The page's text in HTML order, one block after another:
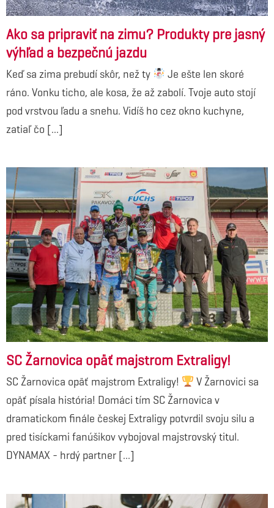
Ako sa pripraviť na zimu? Produkty pre jasný
výhľad a bezpečnú jazdu
Keď sa zima prebudí skôr, než ty
Je ešte len skoré
ráno. Vonku ticho, ale kosa, že až zabolí. Tvoje auto stojí
pod vrstvou ľadu a snehu. Vidíš ho cez okno kuchyne,
zatiaľ čo [...]
SC Žarnovica opäť majstrom Extraligy!
SC Žarnovica opäť majstrom Extraligy!
V Žarnovici sa
opäť písala história! Domáci tím SC Žarnovica v
dramatickom finále českej Extraligy potvrdil svoju silu a
pred tisíckami fanúšikov vybojoval majstrovský titul.
DYNAMAX - hrdý partner [...]